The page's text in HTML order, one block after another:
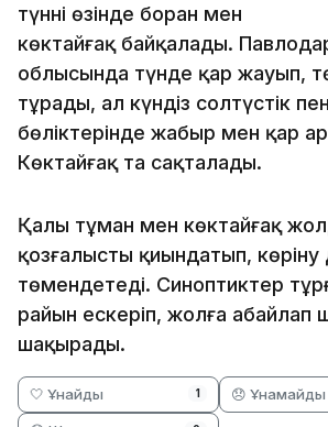
түннің өзінде боран мен
көктайғақ байқалады.
облысында түнде қар жауып,
тұрады, ал күндіз солтүстік
бөліктерінде жаңбыр мен қар
Көктайғақ та сақталады.
Қалың тұман мен көктайғақ
қозғалысты қиындатып, көріну
төмендетеді. Синоптиктер
райын ескеріп, жолға абайлап
шақырады.
🤍 Ұнайды 1 😞 Ұнамайды